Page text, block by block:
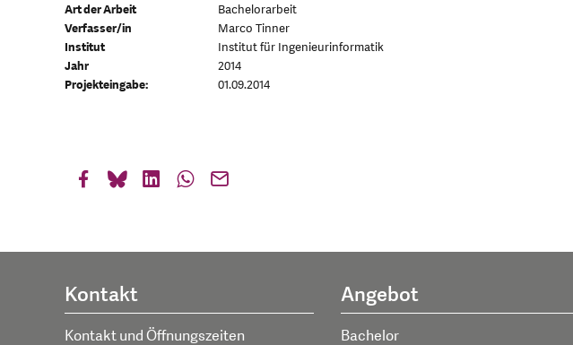
Art der Arbeit
Bachelorarbeit
Verfasser/in
Marco Tinner
Institut
Institut für Ingenieurinformatik
Jahr
2014
Projekteingabe:
01.09.2014
Kontakt
Kontakt und Öffnungszeiten
Angebot
Bachelor